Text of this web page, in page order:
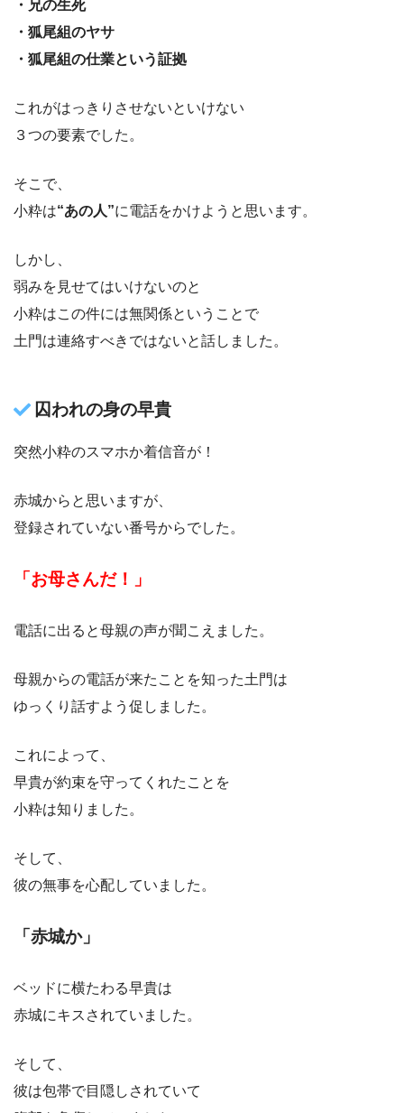
・兄の生死
・狐尾組のヤサ
・狐尾組の仕業という証拠
これがはっきりさせないといけない
３つの要素でした。
そこで、
小粋は“あの人”に電話をかけようと思います。
しかし、
弱みを見せてはいけないのと
小粋はこの件には無関係ということで
土門は連絡すべきではないと話しました。
囚われの身の早貴
突然小粋のスマホか着信音が！
赤城からと思いますが、
登録されていない番号からでした。
「お母さんだ！」
電話に出ると母親の声が聞こえました。
母親からの電話が来たことを知った土門は
ゆっくり話すよう促しました。
これによって、
早貴が約束を守ってくれたことを
小粋は知りました。
そして、
彼の無事を心配していました。
「赤城か」
ベッドに横たわる早貴は
赤城にキスされていました。
そして、
彼は包帯で目隠しされていて